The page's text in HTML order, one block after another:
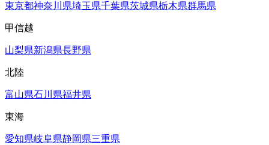
東京都神奈川県埼玉県千葉県茨城県栃木県群馬県
甲信越
山梨県新潟県長野県
北陸
富山県石川県福井県
東海
愛知県岐阜県静岡県三重県